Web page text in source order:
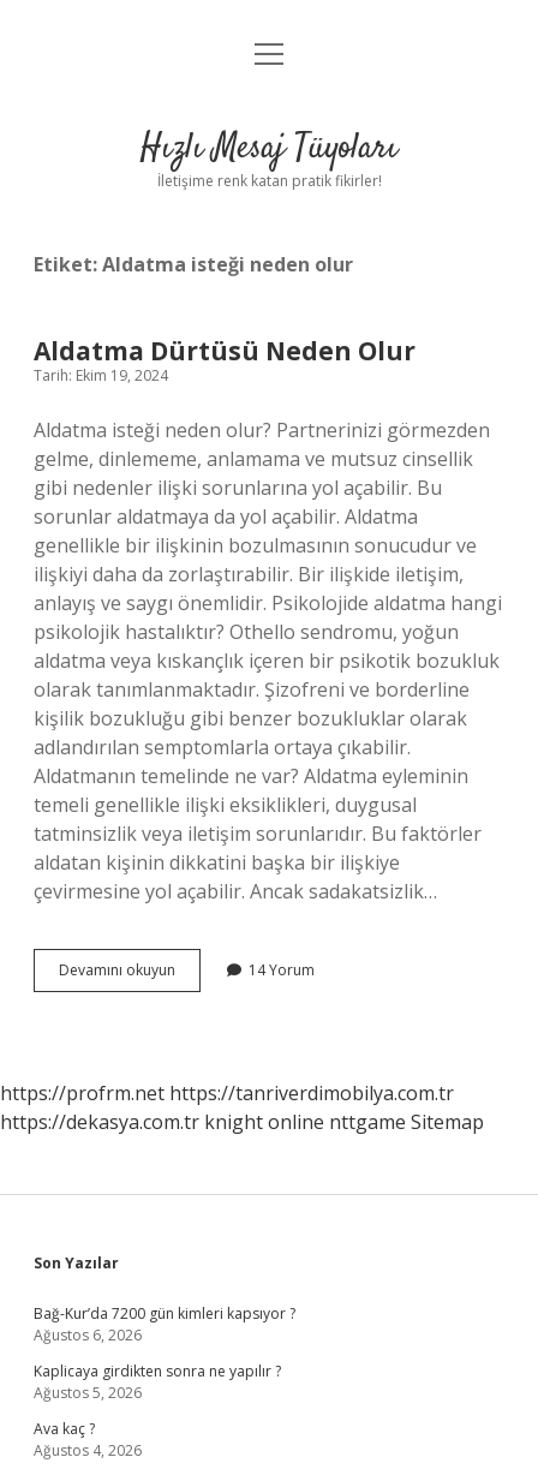
Anasayfa
Yasal Uyarı
menüyü
Hızlı Mesaj Tüyoları
İletişime renk katan pratik fikirler!
Etiket:Aldatma isteği neden olur
Aldatma Dürtüsü Neden Olur
Tarih: Ekim 19, 2024
Aldatma isteği neden olur? Partnerinizi görmezden
gelme, dinlememe, anlamama ve mutsuz cinsellik
gibi nedenler ilişki sorunlarına yol açabilir. Bu
sorunlar aldatmaya da yol açabilir. Aldatma
genellikle bir ilişkinin bozulmasının sonucudur ve
ilişkiyi daha da zorlaştırabilir. Bir ilişkide iletişim,
anlayış ve saygı önemlidir. Psikolojide aldatma hangi
psikolojik hastalıktır? Othello sendromu, yoğun
aldatma veya kıskançlık içeren bir psikotik bozukluk
olarak tanımlanmaktadır. Şizofreni ve borderline
kişilik bozukluğu gibi benzer bozukluklar olarak
adlandırılan semptomlarla ortaya çıkabilir.
Aldatmanın temelinde ne var? Aldatma eyleminin
temeli genellikle ilişki eksiklikleri, duygusal
tatminsizlik veya iletişim sorunlarıdır. Bu faktörler
aldatan kişinin dikkatini başka bir ilişkiye
çevirmesine yol açabilir. Ancak sadakatsizlik…
Devamını okuyun Aldatma
Dürtüsü
14 Yorum
https://profrm.net https://tanriverdimobilya.com.tr
https://dekasya.com.tr knight online nttgame Sitemap
Sidebar
Son Yazılar
Bağ-Kur’da 7200 gün kimleri kapsıyor ?
Ağustos 6, 2026
Kaplicaya girdikten sonra ne yapılır ?
Ağustos 5, 2026
Ava kaç ?
Ağustos 4, 2026